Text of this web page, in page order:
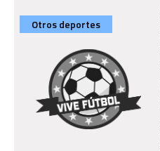
Otros deportes